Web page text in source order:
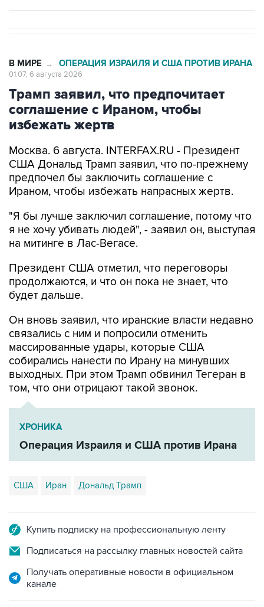
В МИРЕ → ОПЕРАЦИЯ ИЗРАИЛЯ И США ПРОТИВ ИРАНА
01:07, 6 августа 2026
Трамп заявил, что предпочитает
соглашение с Ираном, чтобы
избежать жертв
Москва. 6 августа. INTERFAX.RU - Президент
США Дональд Трамп заявил, что по-прежнему
предпочел бы заключить соглашение с
Ираном, чтобы избежать напрасных жертв.
"Я бы лучше заключил соглашение, потому что
я не хочу убивать людей", - заявил он, выступая
на митинге в Лас-Вегасе.
Президент США отметил, что переговоры
продолжаются, и что он пока не знает, что
будет дальше.
Он вновь заявил, что иранские власти недавно
связались с ним и попросили отменить
массированные удары, которые США
собирались нанести по Ирану на минувших
выходных. При этом Трамп обвинил Тегеран в
том, что они отрицают такой звонок.
ХРОНИКА
Операция Израиля и США против Ирана
США Иран Дональд Трамп
Купить подписку на профессиональную ленту
Подписаться на рассылку главных новостей сайта
Получать оперативные новости в официальном
канале